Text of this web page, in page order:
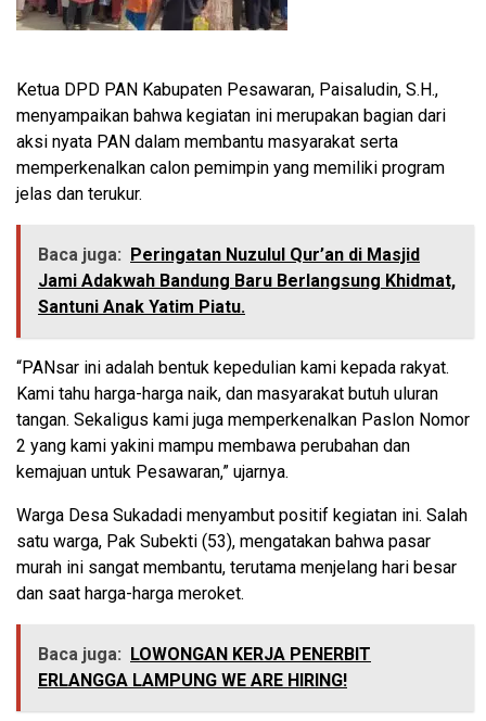
Ketua DPD PAN Kabupaten Pesawaran, Paisaludin, S.H.,
menyampaikan bahwa kegiatan ini merupakan bagian dari
aksi nyata PAN dalam membantu masyarakat serta
memperkenalkan calon pemimpin yang memiliki program
jelas dan terukur.
Baca juga: Peringatan Nuzulul Qur’an di Masjid
Jami Adakwah Bandung Baru Berlangsung Khidmat,
Santuni Anak Yatim Piatu.
“PANsar ini adalah bentuk kepedulian kami kepada rakyat.
Kami tahu harga-harga naik, dan masyarakat butuh uluran
tangan. Sekaligus kami juga memperkenalkan Paslon Nomor
2 yang kami yakini mampu membawa perubahan dan
kemajuan untuk Pesawaran,” ujarnya.
Warga Desa Sukadadi menyambut positif kegiatan ini. Salah
satu warga, Pak Subekti (53), mengatakan bahwa pasar
murah ini sangat membantu, terutama menjelang hari besar
dan saat harga-harga meroket.
Baca juga: LOWONGAN KERJA PENERBIT
ERLANGGA LAMPUNG WE ARE HIRING!